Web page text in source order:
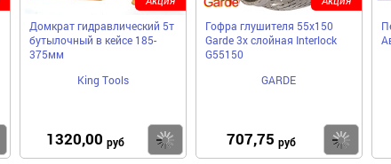
Купить
Домкрат гидравлический 5т
бутылочный в кейсе 185-
375мм
King Tools
1320,00 руб Купить
Гофра глушителя 55x150
Garde 3х слойная Interloсk
G55150
GARDE
707,75 руб